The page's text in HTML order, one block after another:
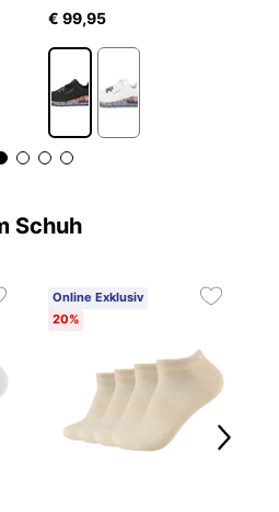
€ 99,95
Schuh
Online Exklusiv
20%